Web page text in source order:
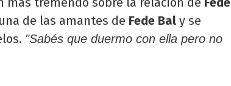
de las amantes de Fede Bal y se
"Sabés que duermo con ella pero no